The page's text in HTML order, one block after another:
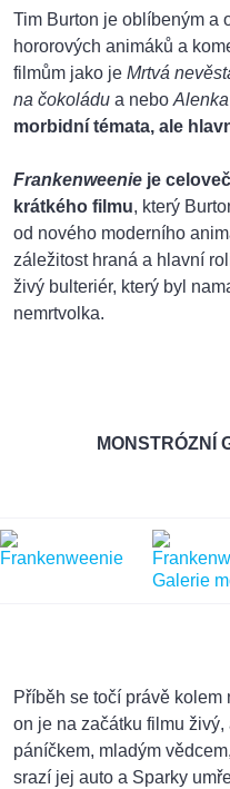
Tim Burton je oblíbeným a
hororových animáků a
filmům jako je Mrtvá
na čokoládu a nebo
morbidní témata, ale
Frankenweenie je
krátkého filmu, který
od nového moderního
záležitost hraná a hlavní
živý bulteriér, který byl
nemrtvolka.
MONSTRÓZNÍ
Příběh se točí právě kolem
on je na začátku filmu
páníčkem, mladým
srazí jej auto a Sparky